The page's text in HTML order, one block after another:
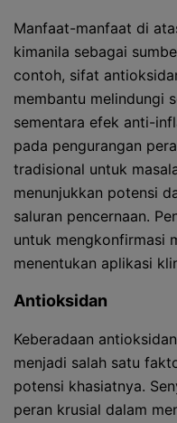
Manfaat-manfaat di
kimanila sebagai
contoh, sifat
membantu melindungi
sementara efek anti-
pada pengurangan
tradisional untuk
menunjukkan potensi
saluran pencernaan.
untuk mengkonfirmasi
menentukan aplikasi
Antioksidan
Keberadaan
menjadi salah satu
potensi khasiatnya.
peran krusial dalam